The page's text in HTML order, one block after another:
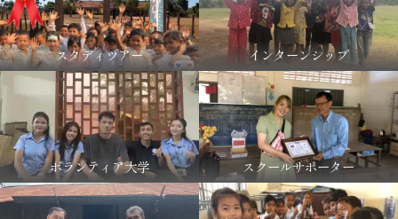
スタディツアー インターンシップ
ボランティア大学 スクールサポーター